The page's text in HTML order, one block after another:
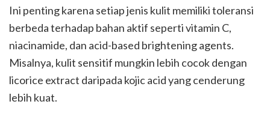
Ini penting karena setiap jenis kulit memiliki toleransi
berbeda terhadap bahan aktif seperti vitamin C,
niacinamide, dan acid-based brightening agents.
Misalnya, kulit sensitif mungkin lebih cocok dengan
licorice extract daripada kojic acid yang cenderung
lebih kuat.